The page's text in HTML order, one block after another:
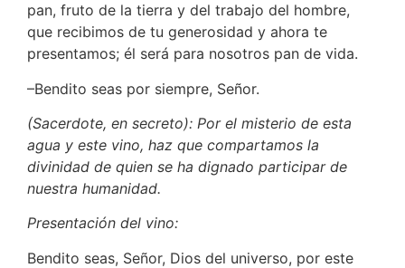
pan, fruto de la tierra y del trabajo del hombre,
que recibimos de tu generosidad y ahora te
presentamos; él será para nosotros pan de vida.
–Bendito seas por siempre, Señor.
(Sacerdote, en secreto): Por el misterio de esta
agua y este vino, haz que compartamos la
divinidad de quien se ha dignado participar de
nuestra humanidad.
Presentación del vino:
Bendito seas, Señor, Dios del universo, por este